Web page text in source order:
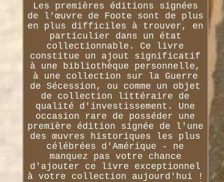
Les premières éditions signées
de l'œuvre de Foote sont de plus
en plus difficiles à trouver, en
particulier dans un état
collectionnable. Ce livre
constitue un ajout significatif
à une bibliothèque personnelle,
à une collection sur la Guerre
de Sécession, ou comme un objet
de collection littéraire de
qualité d'investissement. Une
occasion rare de posséder une
première édition signée de l'une
des œuvres historiques les plus
célébrées d'Amérique - ne
manquez pas votre chance
d'ajouter ce livre exceptionnel
à votre collection aujourd'hui !